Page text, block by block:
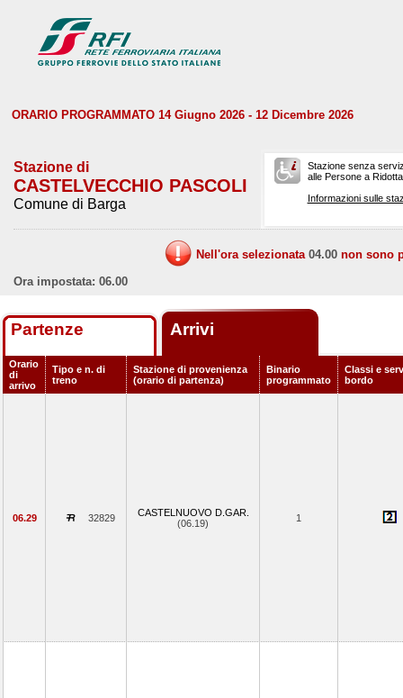
ORARIO PROGRAMMATO 14 Giugno 2026 - 12 Dicembre 2026
Stazione di
CASTELVECCHIO PASCOLI
Comune di Barga
Stazione senza
alle Persone a
Informazioni sulle
Nell'ora selezionata 04.00 non sono
Ora impostata: 06.00
Partenze Arrivi
Orario
di
arrivo
Tipo e n. di
treno
Stazione di provenienza
(orario di partenza)
Binario
programmato
Classi e
bordo
06.29 32829
CASTELNUOVO D.GAR.
(06.19)
1